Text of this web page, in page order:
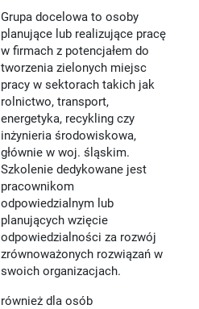
Grupa docelowa to osoby
planujące lub realizujące pracę
w firmach z potencjałem do
tworzenia zielonych miejsc
pracy w sektorach takich jak
rolnictwo, transport,
energetyka, recykling czy
inżynieria środowiskowa,
głównie w woj. śląskim.
Szkolenie dedykowane jest
pracownikom
odpowiedzialnym lub
planujących wzięcie
odpowiedzialności za rozwój
zrównoważonych rozwiązań w
swoich organizacjach.
również dla osób